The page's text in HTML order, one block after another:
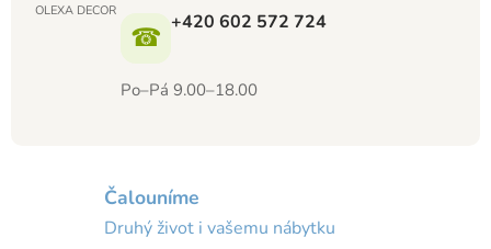
OLEXA DECOR
☎ +420 602 572 724
Po–Pá 9.00–18.00
Čalouníme
Druhý život i vašemu nábytku